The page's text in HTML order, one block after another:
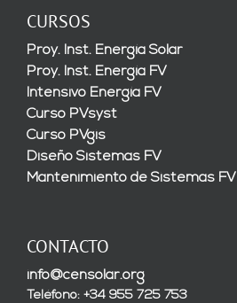
CURSOS
Proy. Inst. Energía Solar
Proy. Inst. Energía FV
Intensivo Energía FV
Curso PVsyst
Curso PVgis
Diseño Sistemas FV
Mantenimiento de Sistemas FV
CONTACTO
info@censolar.org
Teléfono: +34 955 725 753